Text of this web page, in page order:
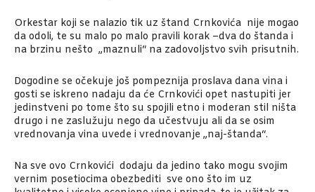
Orkestar koji se nalazio tik uz štand Crnkovića nije mogao
da odoli, te su malo po malo pravili korak –dva do štanda i
na brzinu nešto „maznuli“ na zadovoljstvo svih prisutnih.
Dogodine se očekuje još pompeznija proslava dana vina i
gosti se iskreno nadaju da će Crnkovići opet nastupiti jer
jedinstveni po tome što su spojili etno i moderan stil ništa
drugo i ne zaslužuju nego da učestvuju ali da se osim
vrednovanja vina uvede i vrednovanje „naj-štanda“.
Na sve ovo Crnkovići dodaju da jedino tako mogu svojim
vernim posetiocima obezbediti sve ono što im uz